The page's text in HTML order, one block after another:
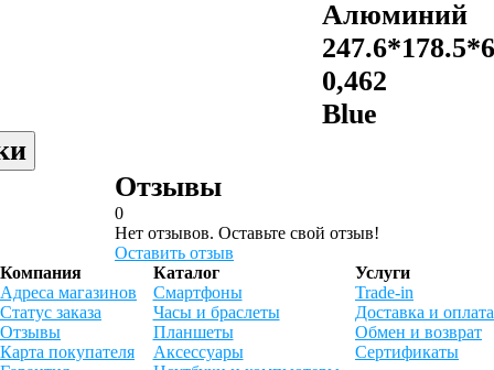
Алюминий
0,462
Blue
Отзывы
0
Нет отзывов. Оставьте свой отзыв!
Оставить отзыв
Компания
Адреса магазинов
Статус заказа
Отзывы
Карта покупателя
Каталог
Смартфоны
Часы и браслеты
Планшеты
Аксессуары
Услуги
Trade-in
Доставка и оплата
Обмен и возврат
Сертификаты